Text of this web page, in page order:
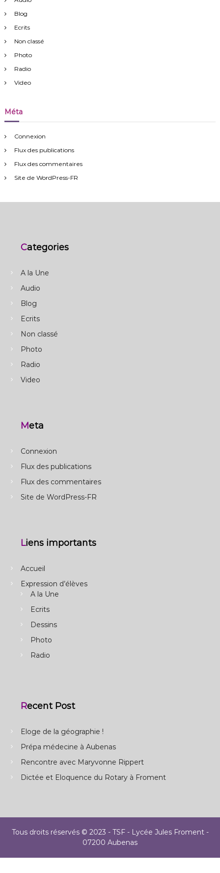
Blog
Ecrits
Non classé
Photo
Radio
Video
Méta
Connexion
Flux des publications
Flux des commentaires
Site de WordPress-FR
Categories
A la Une
Audio
Blog
Ecrits
Non classé
Photo
Radio
Video
Meta
Connexion
Flux des publications
Flux des commentaires
Site de WordPress-FR
Liens importants
Accueil
Expression d’élèves
A la Une
Ecrits
Dessins
Photo
Radio
Recent Post
Eloge de la géographie !
Prépa médecine à Aubenas
Rencontre avec Maryvonne Rippert
Dictée et Eloquence du Rotary à Froment
Tous droits réservés © 2023 - TSF - Lycée Jules Froment -
07200 Aubenas